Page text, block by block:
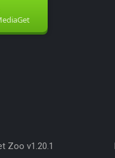
Zoo v1.20.1